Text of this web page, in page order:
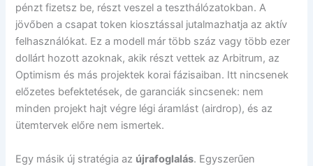
pénzt fizetsz be, részt veszel a teszthálózatokban. A
jövőben a csapat token kiosztással jutalmazhatja az aktív
felhasználókat. Ez a modell már több száz vagy több ezer
dollárt hozott azoknak, akik részt vettek az Arbitrum, az
Optimism és más projektek korai fázisaiban. Itt nincsenek
előzetes befektetések, de garanciák sincsenek: nem
minden projekt hajt végre légi áramlást (airdrop), és az
ütemtervek előre nem ismertek.
Egy másik új stratégia az újrafoglalás. Egyszerűen